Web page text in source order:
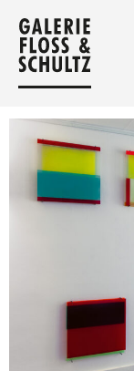
contenu